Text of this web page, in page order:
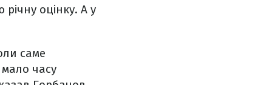
оцінку. А у
саме
часу